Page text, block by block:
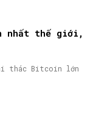
nhất thế giới,
thác Bitcoin lớn